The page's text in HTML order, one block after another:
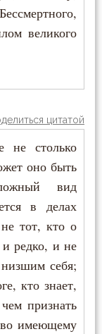
великого
цитатой
не столько
оно быть
вид
в делах
тот, кто о
редко, и не
себя;
кто знает,
признать
имеющему